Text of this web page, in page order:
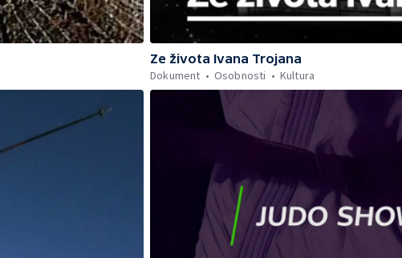
Ze života Ivana Trojana
Dokument
Osobnosti Kultura